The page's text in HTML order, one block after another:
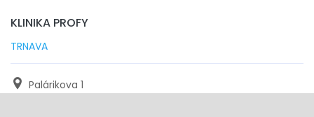
KLINIKA PROFY
TRNAVA
Palárikova 1